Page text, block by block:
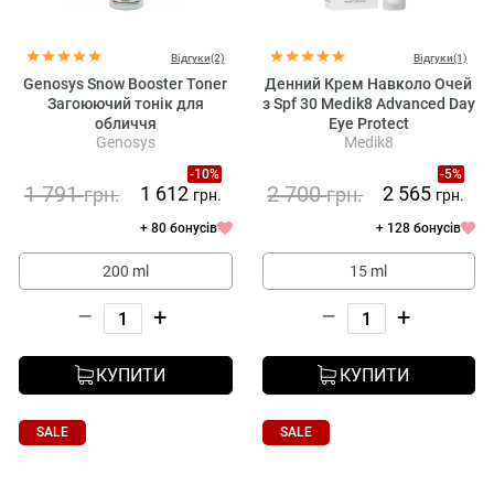
Відгуки(2)
Genosys Snow Booster Toner
Загоюючий тонік для
обличчя
Genosys
-10%
1 791грн. 1 612 грн.
+ 80 бонусів
200 ml
– +
КУПИТИ
Відгуки(1)
Денний Крем Навколо Очей
з Spf 30 Medik8 Advanced Day
Eye Protect
Medik8
-5%
2 700грн. 2 565 грн.
+ 128 бонусів
15 ml
– +
КУПИТИ
SALE SALE